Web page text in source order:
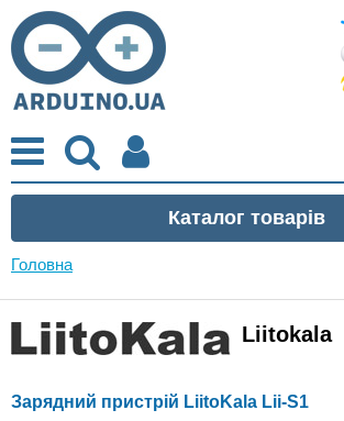
Головна
Liitokala
Зарядний пристрій LiitoKala Lii-S1